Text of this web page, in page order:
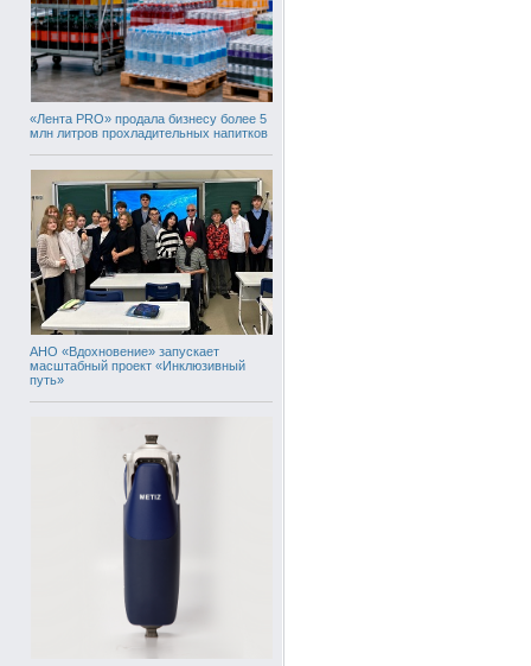
«Лента PRO» продала бизнесу более 5
млн литров прохладительных напитков
АНО «Вдохновение» запускает
масштабный проект «Инклюзивный
путь»